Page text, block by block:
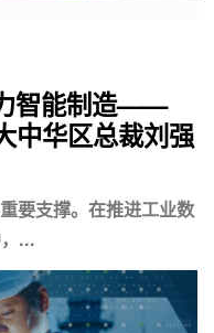
智能制造——
中华区总裁刘强
要支撑。在推进工业数
...